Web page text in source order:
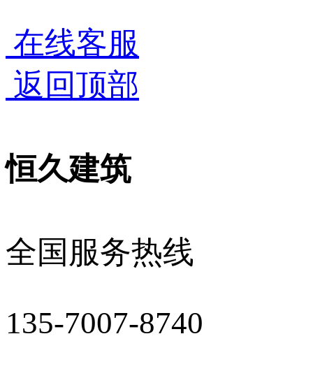
在线客服
返回顶部
恒久建筑
全国服务热线
135-7007-8740